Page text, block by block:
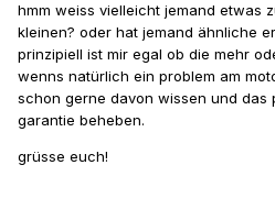
hmm weiss vielleicht jemand etwas
kleinen? oder hat jemand ähnliche
prinzipiell ist mir egal ob die mehr
wenns natürlich ein problem am
schon gerne davon wissen und das
garantie beheben.
grüsse euch!